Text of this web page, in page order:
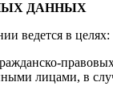
ДАННЫХ
ведется в целях:
лицами, в